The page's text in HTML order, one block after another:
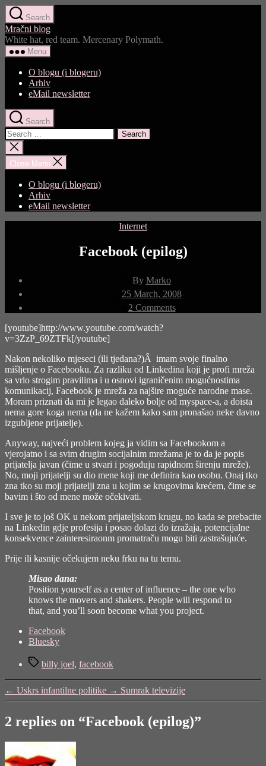
Skip
to
the
content
Search
Mračni blog
White hat, red team. Mercenary Polymath.
Menu
O blogu (i blogeru)
Arhiv
eMail newsletter
Search
Search
for:
Close
search
Close Menu
O blogu (i blogeru)
Arhiv
eMail newsletter
Categories
Internet
Facebook (epilog)
Post
author
By Marko
Post
date
25 March, 2008
2 Commentson
Facebook
[youtube]http://www.youtube.com/watch?
v=3ZzP_69ZTFk[/youtube]
Nakon nekoliko mjeseci (ili tjedana?)Â imam svoje finalno
mišljenje o Facebooku. Za razliku od Linkedina koji je profi mreža
sa vrlo strogim pravilima i u osnovi igraničenim mogućnostima
komunikacij, Facebook je mreža za najšire moguće narodne mase.
Moram priznati da mi je legao daleko bolje od myspace-a, a doista
nema gore koga nema (da ne kažem kako sam pronašao neke davno
izgubljene prijatelje).
Anyway, najveći problem kojeg ja vidim sa Facebookom a
vjerojatno i sa svim drugim socijalnim mrežama je to da je popis
prijatelja javan (čime u stvari i pogoduju rapidnom širenju mreže).
No, moji prijatelji su dio mene koji me definira kao osobu. Onaj tko
zna tko su moji prijatelji zna u kojim se krugovima krećem, čime se
bavim i što od mene može očekivati.
I sve je to još OK u nekom prijateljskom krugu, no kada se prebacite
na Linkedin gdje profesija i posao dolazi do izražaja, potencijalne
konsekvence zainteresiraonm promatraču mogu biti zastrašujuće.
Prije ili kasnije očekujem neku frku na tu temu.
Misao dana:
Position yourself as a center of influence – the one who
knows the movers and shakers. People will respond to
that, and you’ll soon become what you project.
Share
"Facebook
Facebook
Bluesky
Tagsbilly joel, facebook
← Uskrs infantilne politike → Sumrak televizije
2 replies on “Facebook (epilog)”